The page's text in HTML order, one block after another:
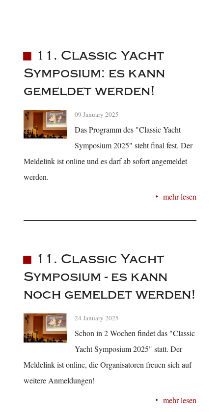
11. Classic Yacht
Symposium: es kann
gemeldet werden!
09 January 2025
Das Programm des "Classic Yacht
Symposium 2025" steht final fest. Der
Meldelink ist online und es darf ab sofort angemeldet
werden.
mehr lesen
11. Classic Yacht
Symposium - es kann
noch gemeldet werden!
24 January 2025
Schon in 2 Wochen findet das "Classic
Yacht Symposium 2025" statt. Der
Meldelink ist online, die Organisatoren freuen sich auf
weitere Anmeldungen!
mehr lesen